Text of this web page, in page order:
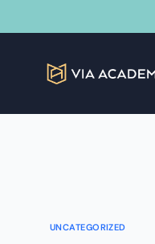
UNCATEGORIZED